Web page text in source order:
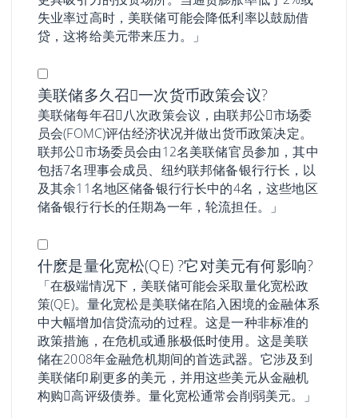
失业率过高时，美联储可能会降低利率以鼓励借
贷，这将给美元带来压力。」
美联储多久召𫔭一次货币政策会议?
美联储每年召𫔭八次政策会议，由联邦公𫔭市场委
员会(FOMC)评估经济状况并做出货币政策决定。
联邦公𫔭市场委员会由12名美联储官员参加，其中
包括7名理事会成员、纽约联邦储备银行行长，以
及其余11名地区储备银行行长中的4名，这些地区
储备银行行长的任期為一年，轮流担任。」
什麽是量化宽松(QE) ?它对美元有何影响?
「在极端情况下，美联储可能会采取量化宽松政
策(QE)。量化宽松是美联储在陷入困境的金融体系
中大幅增加信贷流动的过程。这是一种非标准的
政策措施，在危机或通胀极低时使用。这是美联
储在2008年金融危机期间的首选武器。它涉及到
美联储印刷更多的美元，并用这些美元从金融机
构购𧹒高评级债券。量化宽松通常会削弱美元。」